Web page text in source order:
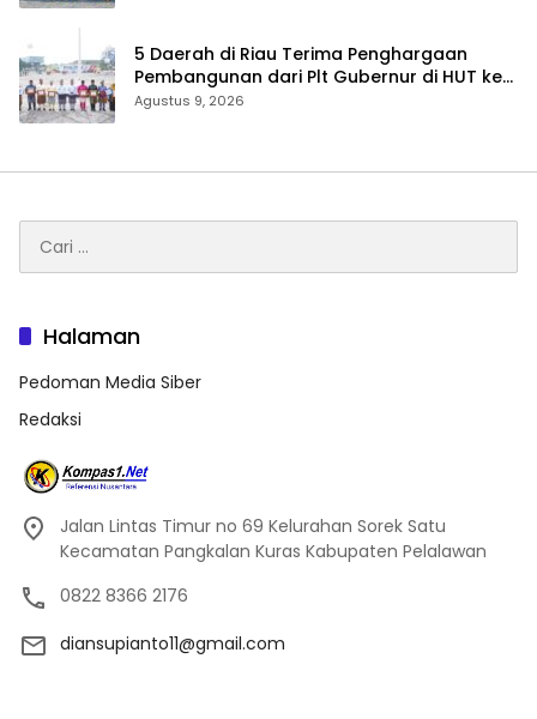
5 Daerah di Riau Terima Penghargaan
Pembangunan dari Plt Gubernur di HUT ke-
69 Riau
Agustus 9, 2026
untuk:
Halaman
Pedoman Media Siber
Redaksi
Jalan Lintas Timur no 69 Kelurahan Sorek Satu
Kecamatan Pangkalan Kuras Kabupaten Pelalawan
0822 8366 2176
diansupianto11@gmail.com